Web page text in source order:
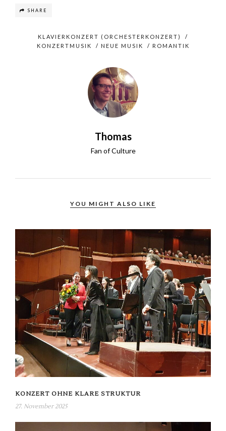
SHARE
KLAVIERKONZERT (ORCHESTERKONZERT)
/
KONZERTMUSIK
/ NEUE MUSIK / ROMANTIK
Thomas
Fan of Culture
YOU MIGHT ALSO LIKE
KONZERT OHNE KLARE STRUKTUR
27. November 2025